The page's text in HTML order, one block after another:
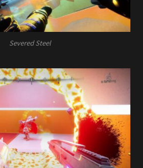
Severed Steel